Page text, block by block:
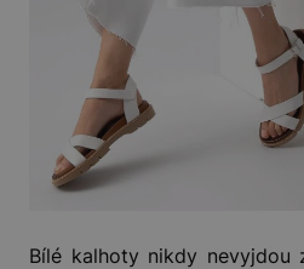
Bílé kalhoty nikdy nevyjdou